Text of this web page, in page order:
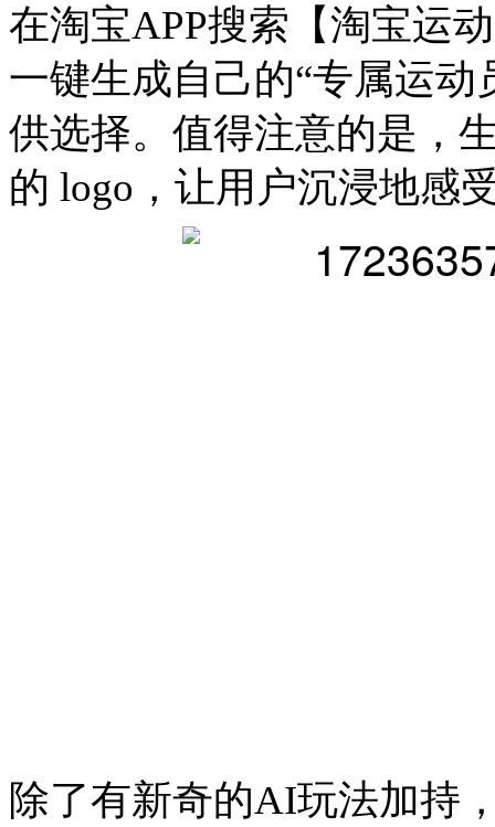
在淘宝APP搜索【淘宝运
一键生成自己的“专属运
供选择。值得注意的是，
的 logo，让用户沉浸地感
除了有新奇的AI玩法加持